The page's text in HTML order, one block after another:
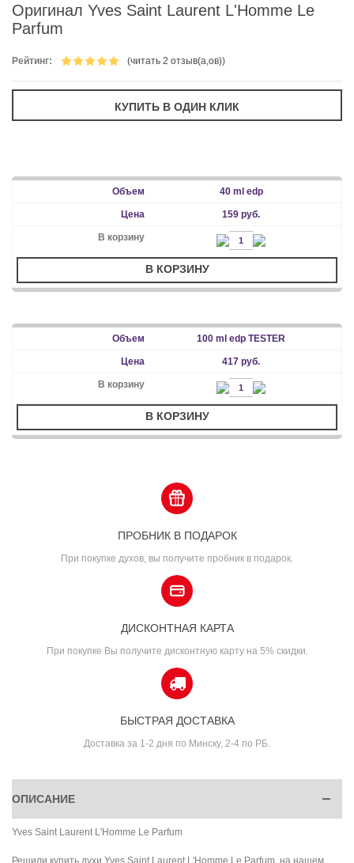
Оригинал Yves Saint Laurent L'Homme Le
Parfum
Рейтинг: (читать 2 отзыв(а,ов))
40 ml edp
159 руб.
В КОРЗИНУ
100 ml edp TESTER
417 руб.
В КОРЗИНУ
ПРОБНИК В ПОДАРОК
При покупке духов, вы получите пробник в подарок.
ДИСКОНТНАЯ КАРТА
При покупке Вы получите дисконтную карту на 5% скидки.
БЫСТРАЯ ДОСТАВКА
Доставка за 1-2 дня по Минску, 2-4 по РБ.
ОПИСАНИЕ
Yves Saint Laurent L'Homme Le Parfum
Решили купить духи Yves Saint Laurent L'Homme Le Parfum, на нашем